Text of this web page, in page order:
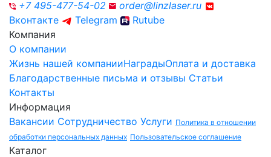
+7 495-477-54-02
order@linzlaser.ru
Вконтакте
Telegram
Rutube
Компания
О компании
Жизнь нашей компанииНаградыОплата и доставка
Благодарственные письма и отзывы Статьи
Контакты
Информация
Вакансии Сотрудничество Услуги Политика в отношении
обработки персональных данных Пользовательское соглашение
Каталог